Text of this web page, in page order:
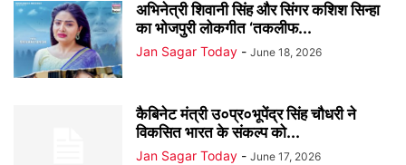
अभिनेत्री शिवानी सिंह और सिंगर कशिश सिन्हा
का भोजपुरी लोकगीत ‘तकलीफ...
Jan Sagar Today - June 18, 2026
कैबिनेट मंत्री उ०प्र०भूपेंद्र सिंह चौधरी ने
विकसित भारत के संकल्प को...
Jan Sagar Today - June 17, 2026